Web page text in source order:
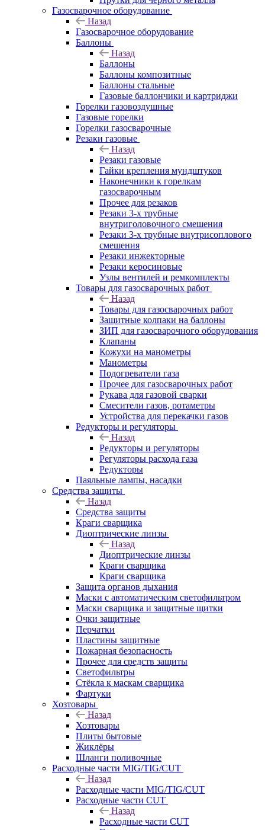
Газосварочное оборудование
Назад
Газосварочное оборудование
Баллоны
Назад
Баллоны
Баллоны композитные
Баллоны стальные
Газовые баллончики и картриджи
Горелки газовоздушные
Газовые горелки
Горелки газосварочные
Резаки газовые
Назад
Резаки газовые
Гайки крепления мундштуков
Наконечники к горелкам
газосварочным
Прочее для резаков
Резаки 3-х трубные
внутриголовочного смешения
Резаки 3-х трубные внутрисоплового
смешения
Резаки инжекторные
Резаки керосиновые
Узлы вентилей и ремкомплекты
Товары для газосварочных работ
Назад
Товары для газосварочных работ
Защитные колпаки на баллоны
ЗИП для газосварочного оборудования
Клапаны
Кожухи на манометры
Манометры
Подогреватели газа
Прочее для газосварочных работ
Рукава для газовой сварки
Смесители газов, ротаметры
Устройства для перекачки газов
Редукторы и регуляторы
Назад
Редукторы и регуляторы
Регуляторы расхода газа
Редукторы
Паяльные лампы, насадки
Средства защиты
Назад
Средства защиты
Краги сварщика
Диоптрические линзы
Назад
Диоптрические линзы
Краги сварщика
Краги сварщика
Защита органов дыхания
Маски с автоматическим светофильтром
Маски сварщика и защитные щитки
Очки защитные
Перчатки
Пластины защитные
Пожарная безопасность
Прочее для средств защиты
Светофильтры
Стёкла к маскам сварщика
Фартуки
Хозтовары
Назад
Хозтовары
Плиты бытовые
Жиклёры
Шланги поливочные
Расходные части MIG/TIG/CUT
Назад
Расходные части MIG/TIG/CUT
Расходные части CUT
Назад
Расходные части CUT